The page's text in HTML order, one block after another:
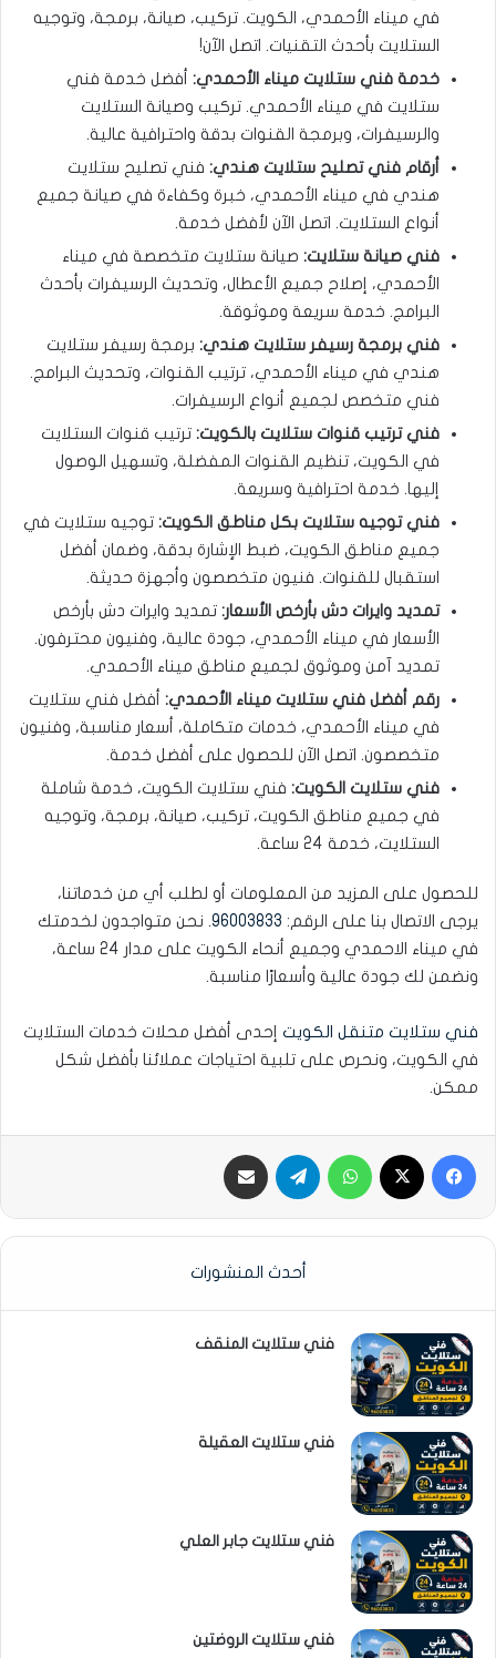
في ميناء الأحمدي، الكويت. تركيب، صيانة، برمجة، وتوجيه
الستلايت بأحدث التقنيات. اتصل الآن!
خدمة فني ستلايت ميناء الأحمدي: أفضل خدمة فني
ستلايت في ميناء الأحمدي. تركيب وصيانة الستلايت
والرسيفرات، وبرمجة القنوات بدقة واحترافية عالية.
أرقام فني تصليح ستلايت هندي: فني تصليح ستلايت
هندي في ميناء الأحمدي، خبرة وكفاءة في صيانة جميع
أنواع الستلايت. اتصل الآن لأفضل خدمة.
فني صيانة ستلايت: صيانة ستلايت متخصصة في ميناء
الأحمدي، إصلاح جميع الأعطال، وتحديث الرسيفرات بأحدث
البرامج. خدمة سريعة وموثوقة.
فني برمجة رسيفر ستلايت هندي: برمجة رسيفر ستلايت
هندي في ميناء الأحمدي، ترتيب القنوات، وتحديث البرامج.
فني متخصص لجميع أنواع الرسيفرات.
فني ترتيب قنوات ستلايت بالكويت: ترتيب قنوات الستلايت
في الكويت، تنظيم القنوات المفضلة، وتسهيل الوصول
إليها. خدمة احترافية وسريعة.
فني توجيه ستلايت بكل مناطق الكويت: توجيه ستلايت في
جميع مناطق الكويت، ضبط الإشارة بدقة، وضمان أفضل
استقبال للقنوات. فنيون متخصصون وأجهزة حديثة.
تمديد وايرات دش بأرخص الأسعار: تمديد وايرات دش بأرخص
الأسعار في ميناء الأحمدي، جودة عالية، وفنيون محترفون.
تمديد آمن وموثوق لجميع مناطق ميناء الأحمدي.
رقم أفضل فني ستلايت ميناء الأحمدي: أفضل فني ستلايت
في ميناء الأحمدي، خدمات متكاملة، أسعار مناسبة، وفنيون
متخصصون. اتصل الآن للحصول على أفضل خدمة.
فني ستلايت الكويت: فني ستلايت الكويت، خدمة شاملة
في جميع مناطق الكويت، تركيب، صيانة، برمجة، وتوجيه
الستلايت، خدمة 24 ساعة.
للحصول على المزيد من المعلومات أو لطلب أي من خدماتنا،
يرجى الاتصال بنا على الرقم: 96003833. نحن متواجدون لخدمتك
في ميناء الاحمدي وجميع أنحاء الكويت على مدار 24 ساعة،
ونضمن لك جودة عالية وأسعارًا مناسبة.
فني ستلايت متنقل الكويت إحدى أفضل محلات خدمات الستلايت
في الكويت، ونحرص على تلبية احتياجات عملائنا بأفضل شكل
ممكن.
فيسبوك واتساب تيلقرام
أحدث المنشورات
فني ستلايت المنقف
فني ستلايت العقيلة
فني ستلايت جابر العلي
فني ستلايت الروضتين